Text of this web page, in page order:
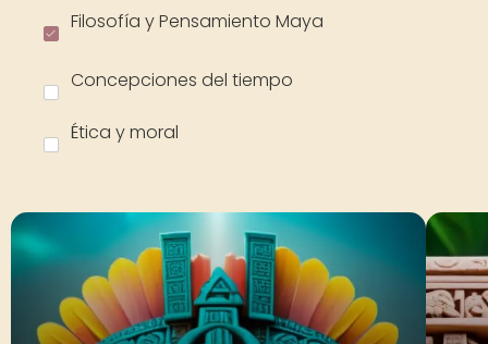
Filosofía y Pensamiento Maya
Concepciones del tiempo
Ética y moral